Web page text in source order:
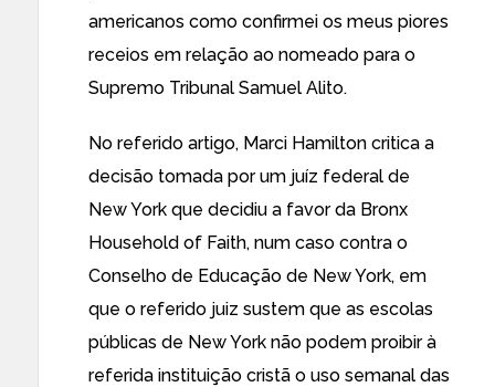
americanos como confirmei os meus piores
receios em relação ao nomeado para o
Supremo Tribunal Samuel Alito.
No referido artigo, Marci Hamilton critica a
decisão tomada por um juíz federal de
New York que decidiu a favor da Bronx
Household of Faith, num caso contra o
Conselho de Educação de New York, em
que o referido juiz sustem que as escolas
públicas de New York não podem proibir à
referida instituição cristã o uso semanal das